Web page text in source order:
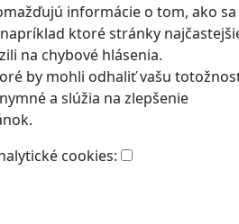
informácie o tom, ako sa
ktoré stránky
na chybové hlásenia.
by mohli odhaliť vašu
a slúžia na zlepšenie
cookies: